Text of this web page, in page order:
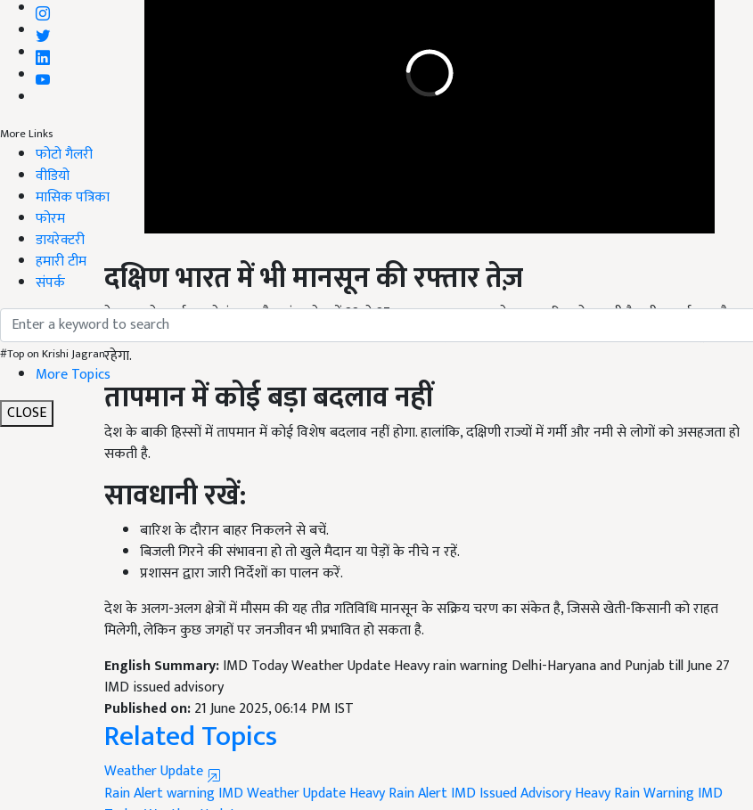
More Links
फोटो गैलरी
वीडियो
मासिक पत्रिका
फोरम
डायरेक्टरी
हमारी टीम
संपर्क
#Top on Krishi Jagran
More Topics
CLOSE
दक्षिण भारत में भी मानसून की रफ्तार तेज़
केरल, माहे, कर्नाटक, तेलंगाना और आंध्र प्रदेश में 22 से 27 जून तक गरज-चमक के साथ बारिश हो सकती है. तटीय कर्नाटक और
दक्षिण आंतरिक कर्नाटक में भारी बारिश की संभावना है, वहीं तमिलनाडु, रायलसीमा और यनम में गर्म और आर्द्र मौसम 22 जून को बना
रहेगा.
तापमान में कोई बड़ा बदलाव नहीं
देश के बाकी हिस्सों में तापमान में कोई विशेष बदलाव नहीं होगा. हालांकि, दक्षिणी राज्यों में गर्मी और नमी से लोगों को असहजता हो
सकती है.
सावधानी रखें:
बारिश के दौरान बाहर निकलने से बचें.
बिजली गिरने की संभावना हो तो खुले मैदान या पेड़ों के नीचे न रहें.
प्रशासन द्वारा जारी निर्देशों का पालन करें.
देश के अलग-अलग क्षेत्रों में मौसम की यह तीव्र गतिविधि मानसून के सक्रिय चरण का संकेत है, जिससे खेती-किसानी को राहत
मिलेगी, लेकिन कुछ जगहों पर जनजीवन भी प्रभावित हो सकता है.
English Summary:
IMD Today Weather Update Heavy rain warning Delhi-Haryana and Punjab till June 27
IMD issued advisory
Published on:21 June 2025, 06:14 PM IST
Related Topics
Weather Update
Rain Alert warningIMD Weather Update
Today Weather Update